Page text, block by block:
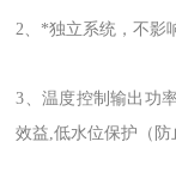
2、*独立系统，不影
3、温度控制输出功
效益,低水位保护（防